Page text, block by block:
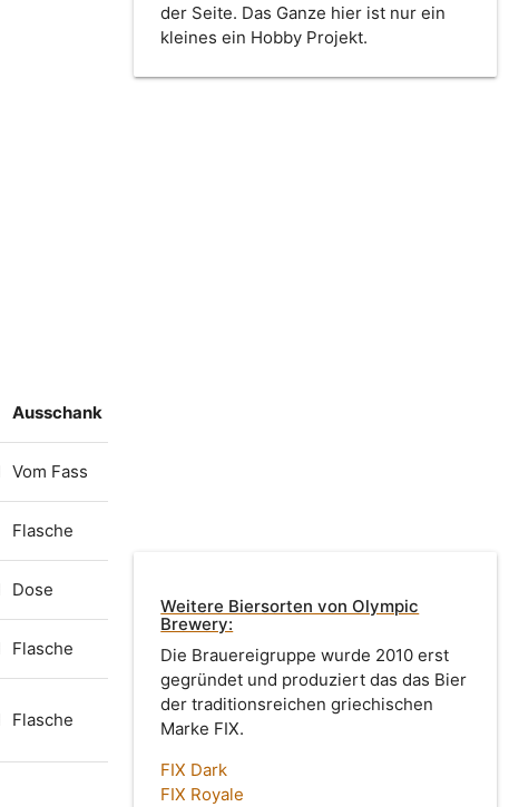
der Seite. Das Ganze hier ist nur ein
kleines ein Hobby Projekt.
Ausschank
Vom Fass
Flasche
Dose
Flasche
Flasche
Weitere Biersorten von Olympic
Brewery:
Die Brauereigruppe wurde 2010 erst
gegründet und produziert das das Bier
der traditionsreichen griechischen
Marke FIX.
FIX Dark
FIX Royale